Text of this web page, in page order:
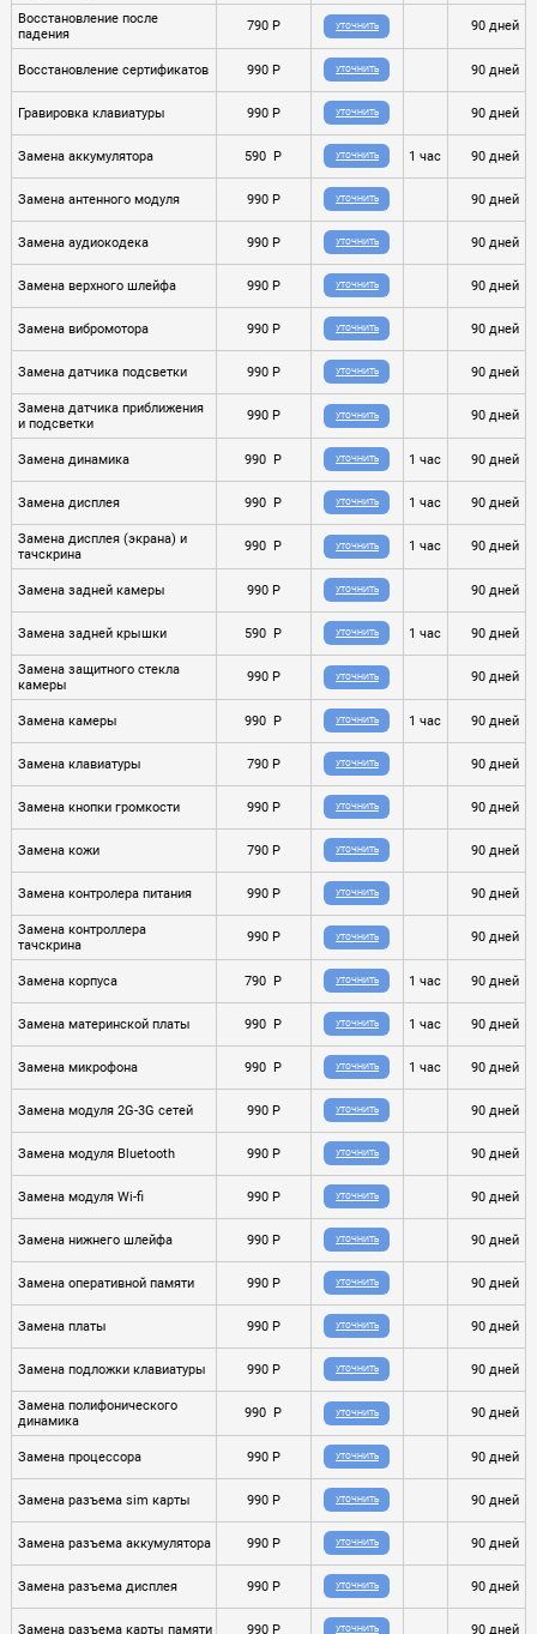
Восстановление после
падения
790 P УТОЧНИТЬ 90 дней
Восстановление сертификатов 990 P УТОЧНИТЬ 90 дней
Гравировка клавиатуры 990 P УТОЧНИТЬ 90 дней
Замена аккумулятора 590 P УТОЧНИТЬ 1 час 90 дней
Замена антенного модуля 990 P УТОЧНИТЬ 90 дней
Замена аудиокодека 990 P УТОЧНИТЬ 90 дней
Замена верхного шлейфа 990 P УТОЧНИТЬ 90 дней
Замена вибромотора 990 P УТОЧНИТЬ 90 дней
Замена датчика подсветки 990 P УТОЧНИТЬ 90 дней
Замена датчика приближения
и подсветки
990 P УТОЧНИТЬ 90 дней
Замена динамика 990 P УТОЧНИТЬ 1 час 90 дней
Замена дисплея 990 P УТОЧНИТЬ 1 час 90 дней
Замена дисплея (экрана) и
тачскрина
990 P УТОЧНИТЬ 1 час 90 дней
Замена задней камеры 990 P УТОЧНИТЬ 90 дней
Замена задней крышки 590 P УТОЧНИТЬ 1 час 90 дней
Замена защитного стекла
камеры
990 P УТОЧНИТЬ 90 дней
Замена камеры 990 P УТОЧНИТЬ 1 час 90 дней
Замена клавиатуры 790 P УТОЧНИТЬ 90 дней
Замена кнопки громкости 990 P УТОЧНИТЬ 90 дней
Замена кожи 790 P УТОЧНИТЬ 90 дней
Замена контролера питания 990 P УТОЧНИТЬ 90 дней
Замена контроллера
тачскрина
990 P УТОЧНИТЬ 90 дней
Замена корпуса 790 P УТОЧНИТЬ 1 час 90 дней
Замена материнской платы 990 P УТОЧНИТЬ 1 час 90 дней
Замена микрофона 990 P УТОЧНИТЬ 1 час 90 дней
Замена модуля 2G-3G сетей 990 P УТОЧНИТЬ 90 дней
Замена модуля Bluetooth 990 P УТОЧНИТЬ 90 дней
Замена модуля Wi-fi 990 P УТОЧНИТЬ 90 дней
Замена нижнего шлейфа 990 P УТОЧНИТЬ 90 дней
Замена оперативной памяти 990 P УТОЧНИТЬ 90 дней
Замена платы 990 P УТОЧНИТЬ 90 дней
Замена подложки клавиатуры 990 P УТОЧНИТЬ 90 дней
Замена полифонического
динамика
990 P УТОЧНИТЬ 90 дней
Замена процессора 990 P УТОЧНИТЬ 90 дней
Замена разъема sim карты 990 P УТОЧНИТЬ 90 дней
Замена разъема аккумулятора 990 P УТОЧНИТЬ 90 дней
Замена разъема дисплея 990 P УТОЧНИТЬ 90 дней
Замена разъема карты памяти 990 P УТОЧНИТЬ 90 дней